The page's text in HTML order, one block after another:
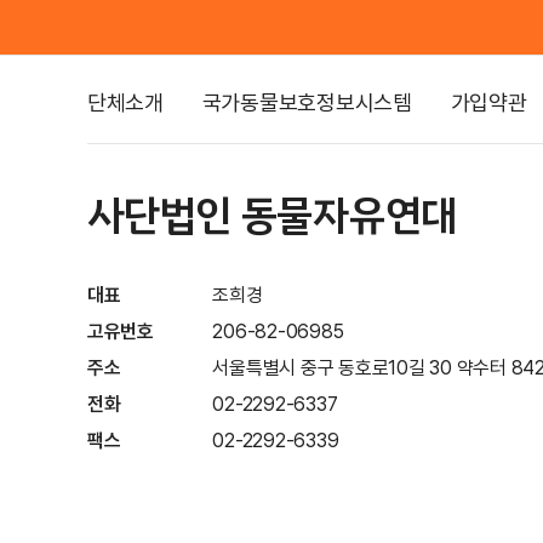
단체소개 국가동물보호정보시스템 가입약관
사단법인 동물자유연대
대표
조희경
고유번호
206-82-06985
주소
서울특별시 중구 동호로10길 30 약수터
전화
02-2292-6337
팩스
02-2292-6339